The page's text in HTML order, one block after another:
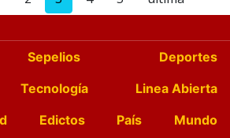
Sepelios
Deportes
Tecnología
Linea Abierta
Edictos País
Mundo